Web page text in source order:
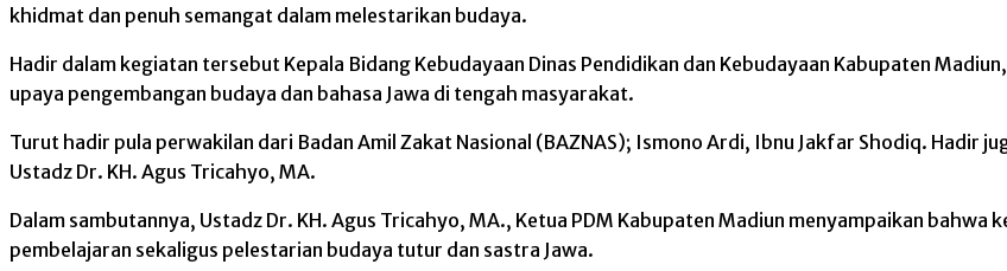
khidmat dan penuh semangat dalam melestarikan budaya.
Hadir dalam kegiatan tersebut Kepala Bidang Kebudayaan Dinas Pendidikan dan Kebudayaan Kabupaten
upaya pengembangan budaya dan bahasa Jawa di tengah masyarakat.
Turut hadir pula perwakilan dari Badan Amil Zakat Nasional (BAZNAS); Ismono Ardi, Ibnu Jakfar Shodiq. Hadir
Ustadz Dr. KH. Agus Tricahyo, MA.
Dalam sambutannya, Ustadz Dr. KH. Agus Tricahyo, MA., Ketua PDM Kabupaten Madiun menyampaikan bahwa
pembelajaran sekaligus pelestarian budaya tutur dan sastra Jawa.